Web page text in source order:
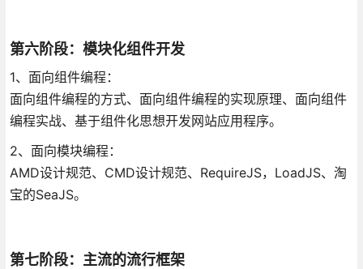
第六阶段：模块化组件开发
1、面向组件编程：
面向组件编程的方式、面向组件编程的实现原理、面向组件
编程实战、基于组件化思想开发网站应用程序。
2、面向模块编程：
AMD设计规范、CMD设计规范、RequireJS，LoadJS、淘
宝的SeaJS。
第七阶段：主流的流行框架